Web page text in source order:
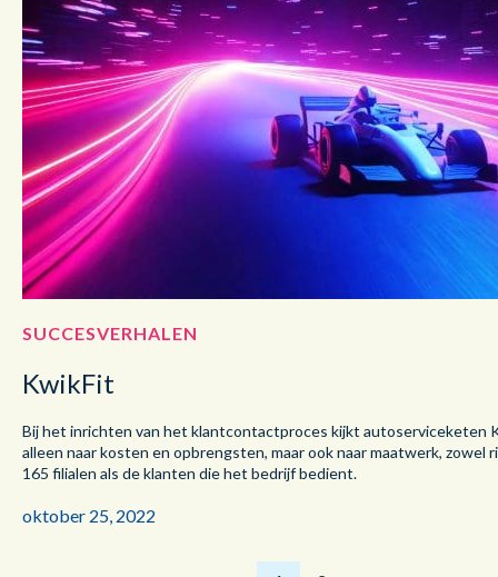
SUCCESVERHALEN
KwikFit
Bij het inrichten van het klantcontactproces kijkt autoserviceketen
alleen naar kosten en opbrengsten, maar ook naar maatwerk, zowel
165 filialen als de klanten die het bedrijf bedient.
oktober 25, 2022